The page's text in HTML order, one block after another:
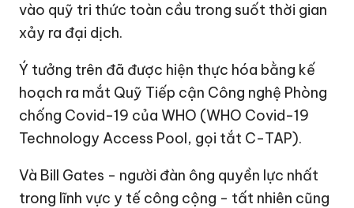
vào quỹ tri thức toàn cầu trong suốt thời gian
xảy ra đại dịch.
Ý tưởng trên đã được hiện thực hóa bằng kế
hoạch ra mắt Quỹ Tiếp cận Công nghệ Phòng
chống Covid-19 của WHO (WHO Covid-19
Technology Access Pool, gọi tắt C-TAP).
Và Bill Gates - người đàn ông quyền lực nhất
trong lĩnh vực y tế công cộng - tất nhiên cũng